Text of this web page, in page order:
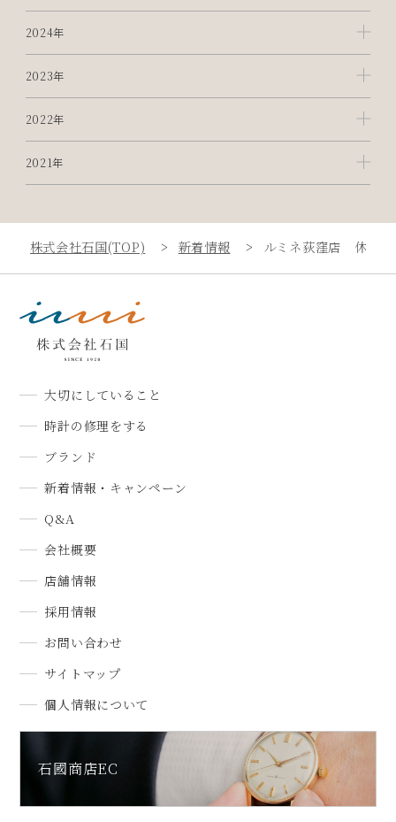
2024年
2023年
2022年
2021年
株式会社石国(TOP) 新着情報 ルミネ荻窪店 休館日
大切にしていること
時計の修理をする
ブランド
新着情報・キャンペーン
Q&A
会社概要
店舗情報
採用情報
お問い合わせ
サイトマップ
個人情報について
石國商店EC